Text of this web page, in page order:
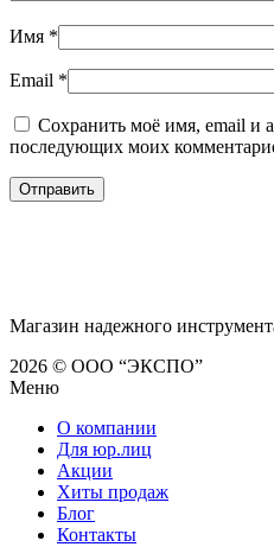
Имя *
Email *
Сохранить моё имя, email и
последующих моих
Магазин надежного
2026 © ООО “ЭКСПО”
Меню
О компании
Для юр.лиц
Акции
Хиты продаж
Блог
Контакты